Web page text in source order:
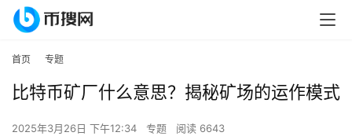
首页 专题
比特币矿厂什么意思？揭秘矿场的运作模式
2025年3月26日 下午12:34 专题 阅读 6643